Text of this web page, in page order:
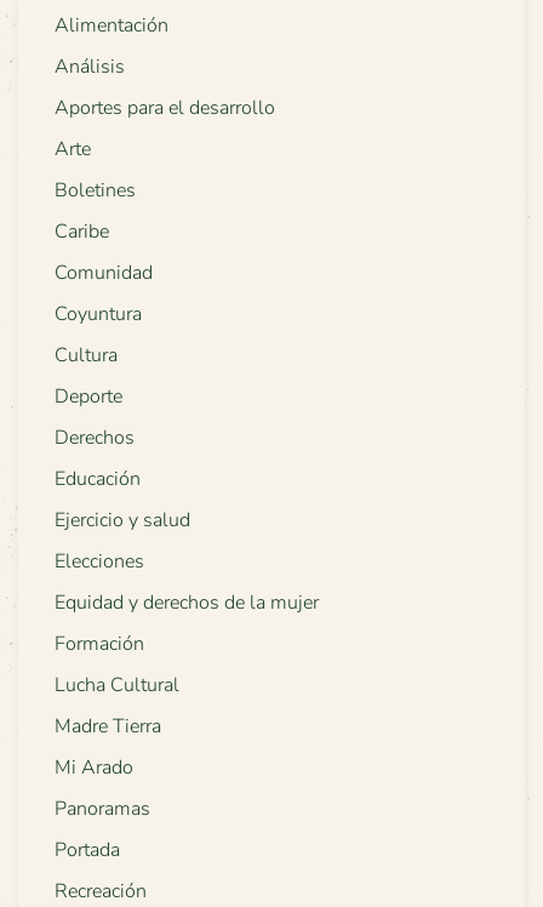
Alimentación
Análisis
Aportes para el desarrollo
Arte
Boletines
Caribe
Comunidad
Coyuntura
Cultura
Deporte
Derechos
Educación
Ejercicio y salud
Elecciones
Equidad y derechos de la mujer
Formación
Lucha Cultural
Madre Tierra
Mi Arado
Panoramas
Portada
Recreación